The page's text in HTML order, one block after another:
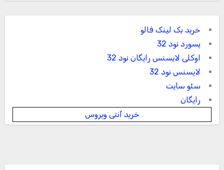
خرید بک لینک فالو
پسورد نود 32
اوکلی لایسنس رایگان نود 32
لایسنس نود 32
سئو سایت
رایگان
خرید آنتی ویروس